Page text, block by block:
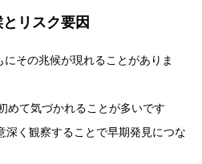
リスク要因
その兆候が現れることがありま
めて気づかれることが多いです
深く観察することで早期発見につな